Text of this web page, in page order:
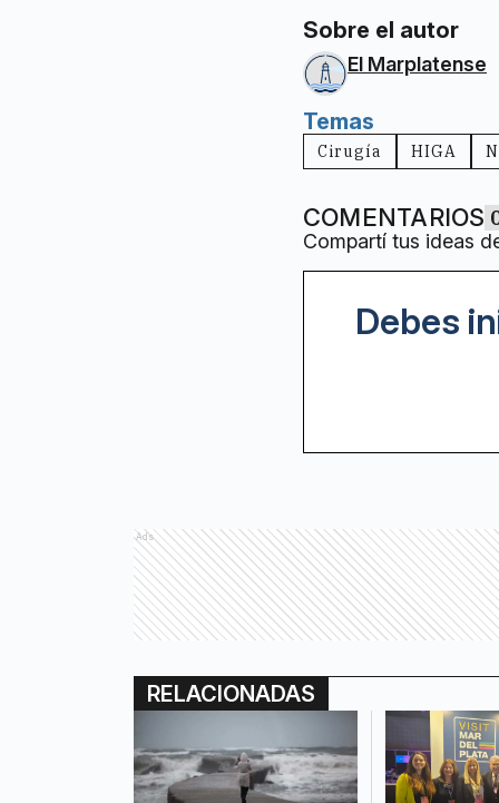
Sobre el autor
El Marplatense
Temas
Cirugía HIGA
COMENTARIOS
Compartí tus ideas
Debes
Ads
RELACIONADAS